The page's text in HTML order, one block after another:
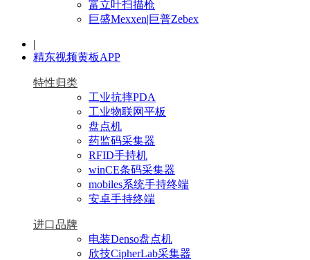
富立叶扫描枪
巨盛Mexxen|巨普Zebex
|
精东视频黄板APP
特性归类
工业抗摔PDA
工业物联网平板
盘点机
药监码采集器
RFID手持机
winCE条码采集器
mobiles系统手持终端
安卓手持终端
进口品牌
电装Denso盘点机
欣技CipherLab采集器